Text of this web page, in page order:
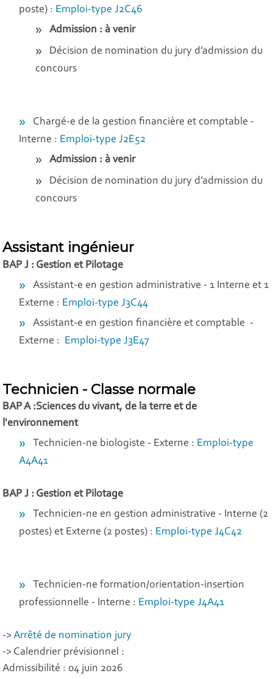
poste) : Emploi-type J2C46
Admission : à venir
Décision de nomination du jury d’admission du
concours
Chargé-e de la gestion financière et comptable -
Interne : Emploi-type J2E52
Admission : à venir
Décision de nomination du jury d’admission du
concours
Assistant ingénieur
BAP J : Gestion et Pilotage
Assistant-e en gestion administrative - 1 Interne et 1
Externe : Emploi-type J3C44
Assistant-e en gestion financière et comptable -
Externe : Emploi-type J3E47
Technicien - Classe normale
BAP A :Sciences du vivant, de la terre et de
l'environnement
Technicien-ne biologiste - Externe : Emploi-type
A4A41
BAP J : Gestion et Pilotage
Technicien-ne en gestion administrative - Interne (2
postes) et Externe (2 postes) : Emploi-type J4C42
Technicien-ne formation/orientation-insertion
professionnelle - Interne : Emploi-type J4A41
->Arrêté de nomination jury
-> Calendrier prévisionnel :
Admissibilité : 04 juin 2026